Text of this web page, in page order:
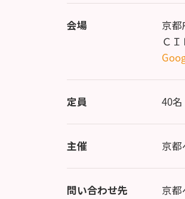
会場
京
Ｃ
定員 40
主催 京
問い合わせ先
京